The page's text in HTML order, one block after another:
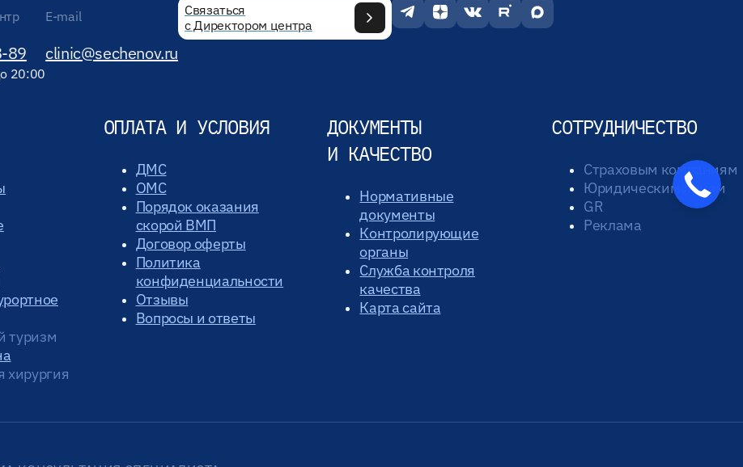
89
20:00
E-mail
clinic@sechenov.ru
Связаться
с Директором центра
туризм
хирургия
ОПЛАТА И УСЛОВИЯ
ДМС
ОМС
Порядок оказания
скорой ВМП
Договор оферты
Политика
конфиденциальности
Отзывы
Вопросы и ответы
ДОКУМЕНТЫ
И КАЧЕСТВО
Нормативные
документы
Контролирующие
органы
Служба контроля
качества
Карта сайта
СОТРУДНИЧЕСТВО
Страховым компаниям
Юридическим лицам
GR
Реклама